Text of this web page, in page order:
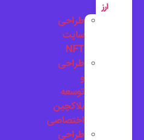
ارز
طراحی
سایت
NFT
طراحی
توسعه
بلاکچین
اختصاصی
طراحی